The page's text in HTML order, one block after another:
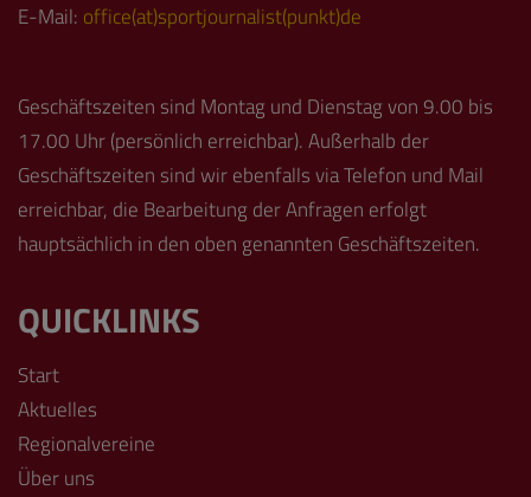
E-Mail: office(at)sportjournalist(punkt)de
Geschäftszeiten sind Montag und Dienstag von 9.00 bis
17.00 Uhr (persönlich erreichbar). Außerhalb der
Geschäftszeiten sind wir ebenfalls via Telefon und Mail
erreichbar, die Bearbeitung der Anfragen erfolgt
hauptsächlich in den oben genannten Geschäftszeiten.
QUICKLINKS
Start
Aktuelles
Regionalvereine
Über uns